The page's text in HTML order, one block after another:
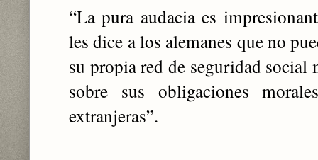
“La pura audacia es
les dice a los alemanes que no
su propia red de seguridad social
sobre sus obligaciones
extranjeras”.